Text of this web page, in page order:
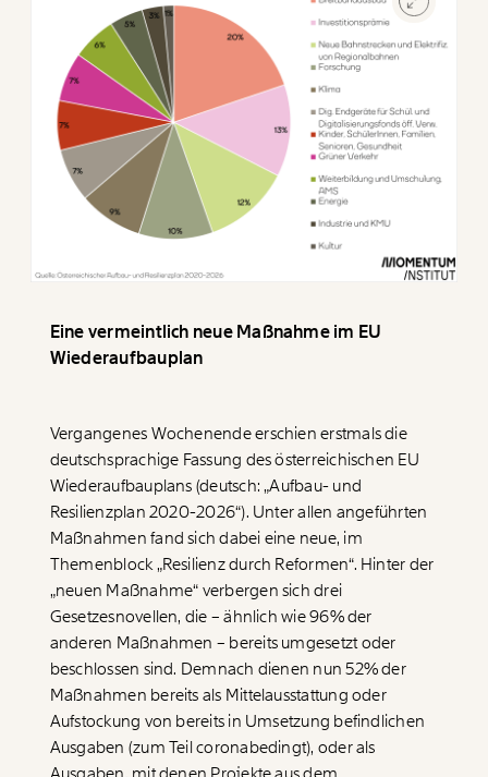
Eine vermeintlich neue Maßnahme im EU
Wiederaufbauplan
Vergangenes Wochenende erschien erstmals die
deutschsprachige Fassung des österreichischen EU
Wiederaufbauplans (deutsch: „Aufbau- und
Resilienzplan 2020-2026“). Unter allen angeführten
Maßnahmen fand sich dabei eine neue, im
Themenblock „Resilienz durch Reformen“. Hinter der
„neuen Maßnahme“ verbergen sich drei
Gesetzesnovellen, die – ähnlich wie 96% der
anderen Maßnahmen – bereits umgesetzt oder
beschlossen sind. Demnach dienen nun 52% der
Maßnahmen bereits als Mittelausstattung oder
Aufstockung von bereits in Umsetzung befindlichen
Ausgaben (zum Teil coronabedingt), oder als